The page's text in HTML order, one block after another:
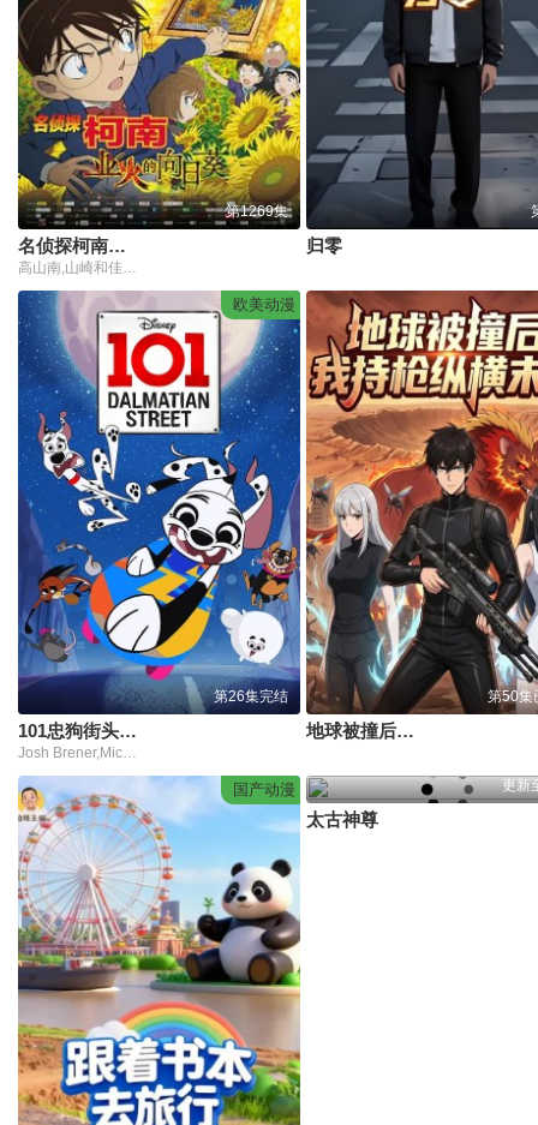
第1269集
名侦探柯南日语
高山南,山崎和佳奈,神谷明,小山力也,林原惠美,山口胜平,田中秀幸,岛本须美,绪方贤一,堀川亮,松井菜樱子,宫村优子,岩居由希子,大谷育江,高木涉,高岛雅罗,堀之纪,立木文彦,小山茉美,三石琴乃,置鲇龙太郎,日高法子,池田秀一,古谷彻
归零
欧美动漫
第26集完结
101忠狗街头日记第一季
第50集
地球被撞后，我持枪纵横末世！
国产动漫 更新
太古神尊